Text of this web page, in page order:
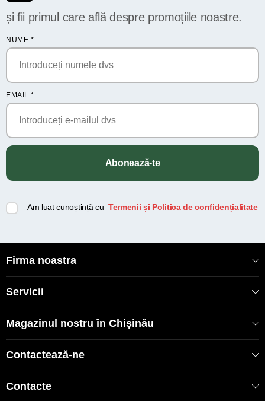
și fii primul care află despre promoțiile noastre.
NUME *
EMAIL *
Abonează-te
Am luat cunoștință cu Termenii și Politica de confidențialitate
Firma noastra
Servicii
Magazinul nostru în Chișinău
Contactează-ne
Contacte